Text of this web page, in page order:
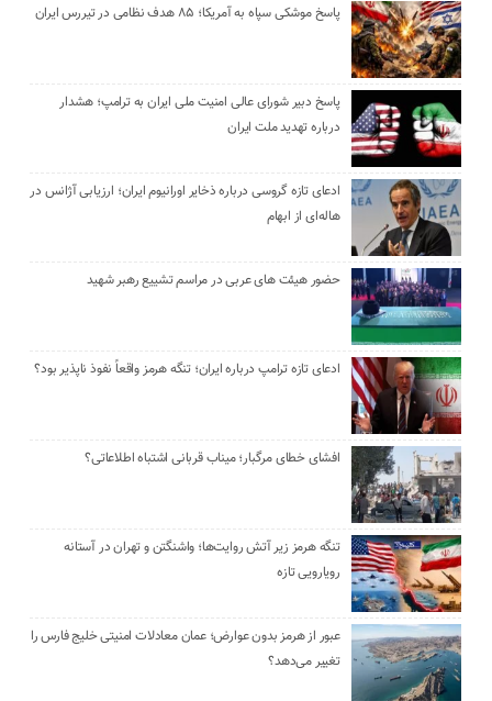
پاسخ موشکی سپاه به آمریکا؛ ۸۵ هدف نظامی در تیررس ایران
پاسخ دبیر شورای عالی امنیت ملی ایران به ترامپ؛ هشدار
درباره تهدید ملت ایران
ادعای تازه گروسی درباره ذخایر اورانیوم ایران؛ ارزیابی آژانس در
هاله‌ای از ابهام
حضور هیئت‌ های عربی در مراسم تشییع رهبر شهید
ادعای تازه ترامپ درباره ایران؛ تنگه هرمز واقعاً نفوذ ناپذیر بود؟
افشای خطای مرگبار؛ میناب قربانی اشتباه اطلاعاتی؟
تنگه هرمز زیر آتش روایت‌ها؛ واشنگتن و تهران در آستانه
رویارویی تازه
عبور از هرمز بدون عوارض؛ عمان معادلات امنیتی خلیج فارس را
تغییر می‌دهد؟